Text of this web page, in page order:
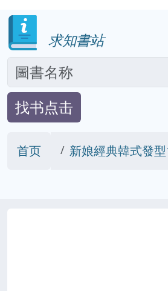
求知書站
找书点击
首页 新娘經典韓式發